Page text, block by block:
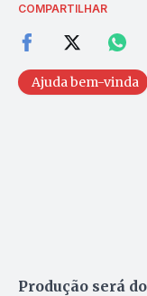
COMPARTILHAR
Ajuda bem-vinda
Produção será